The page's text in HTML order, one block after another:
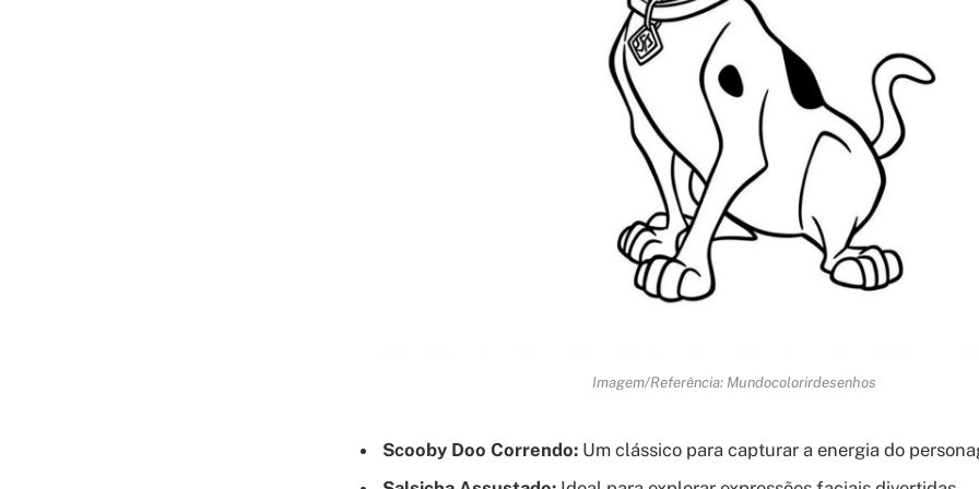
Imagem/Referência: Mundocolorirdesenhos
Scooby Doo Correndo: Um clássico para capturar a energia do